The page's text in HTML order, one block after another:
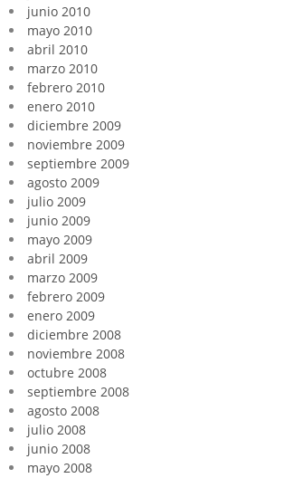
junio 2010
mayo 2010
abril 2010
marzo 2010
febrero 2010
enero 2010
diciembre 2009
noviembre 2009
septiembre 2009
agosto 2009
julio 2009
junio 2009
mayo 2009
abril 2009
marzo 2009
febrero 2009
enero 2009
diciembre 2008
noviembre 2008
octubre 2008
septiembre 2008
agosto 2008
julio 2008
junio 2008
mayo 2008